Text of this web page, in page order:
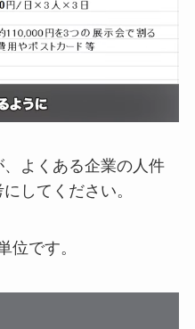
よくある企業の人件
してください。
位です。